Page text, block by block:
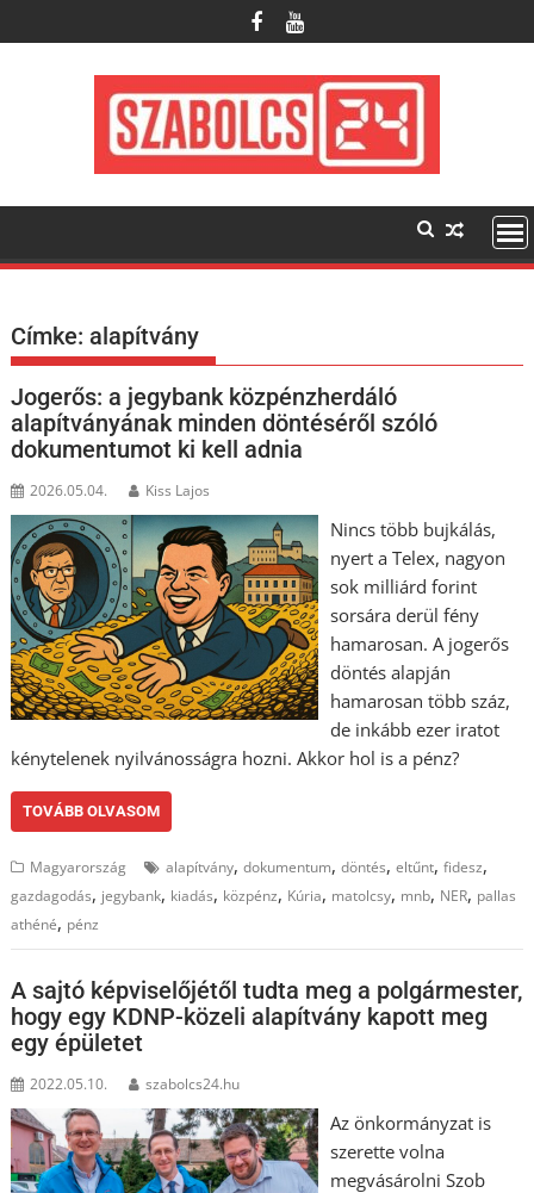
to
Címke:alapítvány
Jogerős: a jegybank közpénzherdáló
alapítványának minden döntéséről szóló
dokumentumot ki kell adnia
2026.05.04. Kiss Lajos
Nincs több bujkálás,
nyert a Telex, nagyon
sok milliárd forint
sorsára derül fény
hamarosan. A jogerős
döntés alapján
hamarosan több száz,
de inkább ezer iratot
kénytelenek nyilvánosságra hozni. Akkor hol is a pénz?
TOVÁBB OLVASOM
Magyarország alapítvány,dokumentum,döntés,eltűnt,fidesz,
gazdagodás, jegybank, kiadás, közpénz, Kúria, matolcsy, mnb, NER, pallas
athéné, pénz
A sajtó képviselőjétől tudta meg a polgármester,
hogy egy KDNP-közeli alapítvány kapott meg
egy épületet
2022.05.10. szabolcs24.hu
Az önkormányzat is
szerette volna
megvásárolni Szob